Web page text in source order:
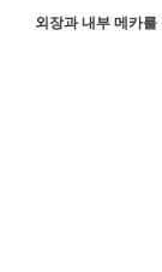
외장과 내부 메카